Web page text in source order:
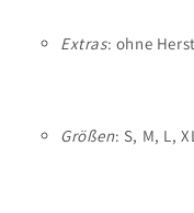
Extras: ohne
Größen: S, M, L,